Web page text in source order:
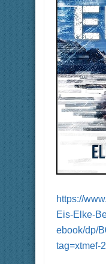
https://
Eis-Elke-
ebook/dp/
tag=xtmef-